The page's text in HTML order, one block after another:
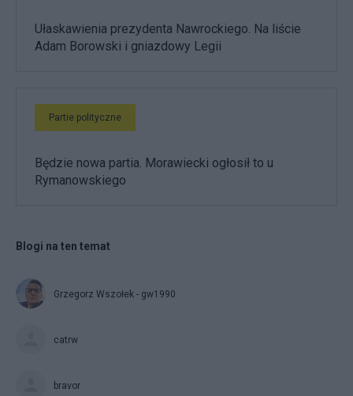
Ułaskawienia prezydenta Nawrockiego. Na liście
Adam Borowski i gniazdowy Legii
Partie polityczne
Będzie nowa partia. Morawiecki ogłosił to u
Rymanowskiego
Blogi na ten temat
Grzegorz Wszołek - gw1990
catrw
bravor